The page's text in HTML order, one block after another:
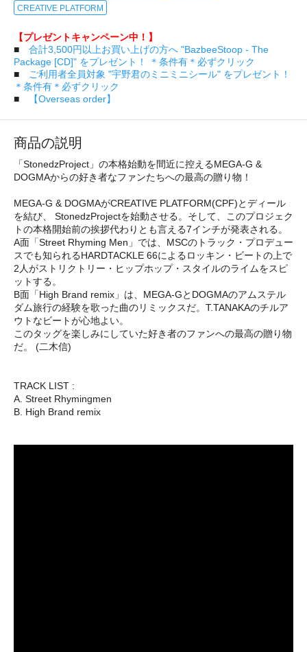
CREATIVE PLATFORM
【プレゼントキャンペーン中！】
■ 合計3,500円以上お買い上げの方へ "BazbeeStoop - The
Package [CD]" をプレゼント！ ＊条件有＊必ずクリック
■
ご利用者全員対象 "宇野君のミニミニシール" をプレゼント！
＊条件有＊必ずクリック
■
【Overseas order】
商品の説明
「StonedzProject」の本格始動を間近に控えるMEGA-G &
DOGMAからの好き者なファンたちへの最高の贈り物！
MEGA-G & DOGMAがCREATIVE PLATFORM(CPF)とディール
を結び、 StonedzProjectを始動させる。そして、このプロジェク
トの本格開始前の挨拶代わりとも言える7インチが発表される。
A面「Street Rhyming Men」では、MSCのトラック・プロデュー
スでも知られるHARDTACKLE 66によるロッキン・ビートの上で
2人がストリクトリー・ヒップホップ・スタイルのライムをスピ
ットする。
B面「High Brand remix」は、MEGA-GとDOGMAのアムステル
ダム旅行の経験を歌った曲のリミックスだ。T.TANAKAのチルア
ウトなビートが心地よい。
このタッグを楽しみにしていた好き者のファンへの最高の贈り物
だ。 (二木信)
TRACK LIST :
A. Street Rhymingmen
B. High Brand remix